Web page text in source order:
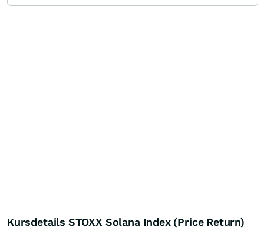
Kursdetails STOXX Solana Index (Price Return)